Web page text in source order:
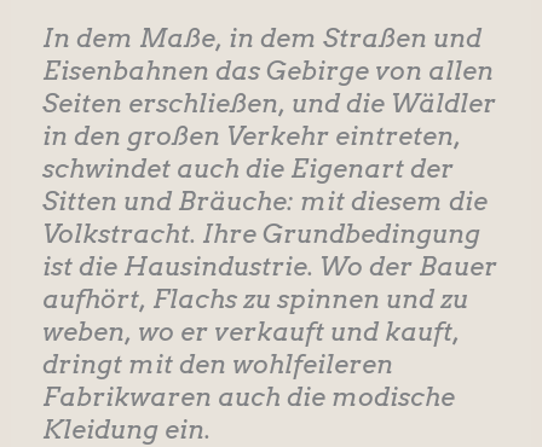
In dem Maße, in dem Straßen und
Eisenbahnen das Gebirge von allen
Seiten erschließen, und die Wäldler
in den großen Verkehr eintreten,
schwindet auch die Eigenart der
Sitten und Bräuche: mit diesem die
Volkstracht. Ihre Grundbedingung
ist die Hausindustrie. Wo der Bauer
aufhört, Flachs zu spinnen und zu
weben, wo er verkauft und kauft,
dringt mit den wohlfeileren
Fabrikwaren auch die modische
Kleidung ein.